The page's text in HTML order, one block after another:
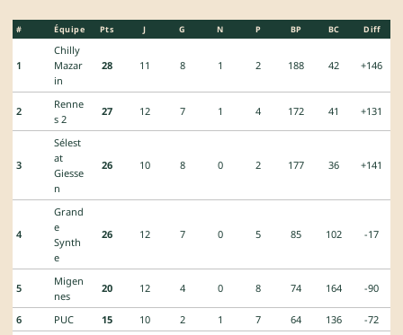
# Équipe Pts J G N P BP BC Diff
1
Chilly
Mazar
in
28 11 8 1 2 188 42 +146
2
Renne
s 2
27 12 7 1 4 172 41 +131
3
Sélest
at
Giesse
n
26 10 8 0 2 177 36 +141
4
Grand
e
Synth
e
26 12 7 0 5 85 102 -17
5
Migen
nes
20 12 4 0 8 74 164 -90
6 PUC 15 10 2 1 7 64 136 -72